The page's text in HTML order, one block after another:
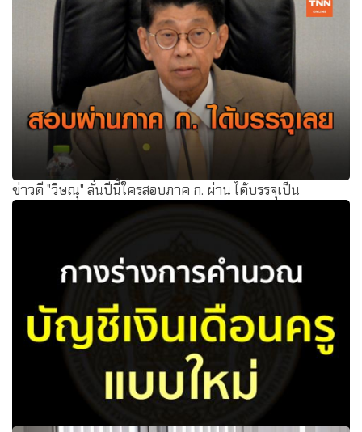
การจัดสรรงบประมาณปี พ.ศ. 2560 เพื่อเป็นค่าตอบแทนจ้าง
ครูรายเดือนแก้ปัญหาสถานศึกษาขาดแคลนครู
ข่าวดี "วิษณุ" ลั่นปีนี้ใครสอบภาค ก. ผ่าน ได้บรรจุเป็น